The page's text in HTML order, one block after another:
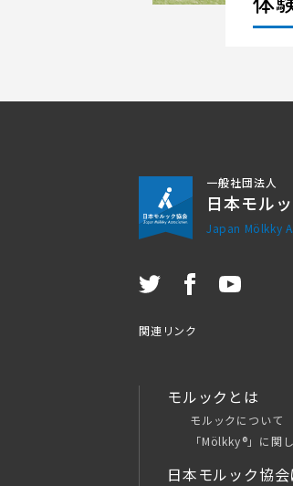
一般社団法人
日本モル
Japan Mölkky
関連リンク
モルックとは
モルックについて
「Mölkky®」に関
日本モルック協